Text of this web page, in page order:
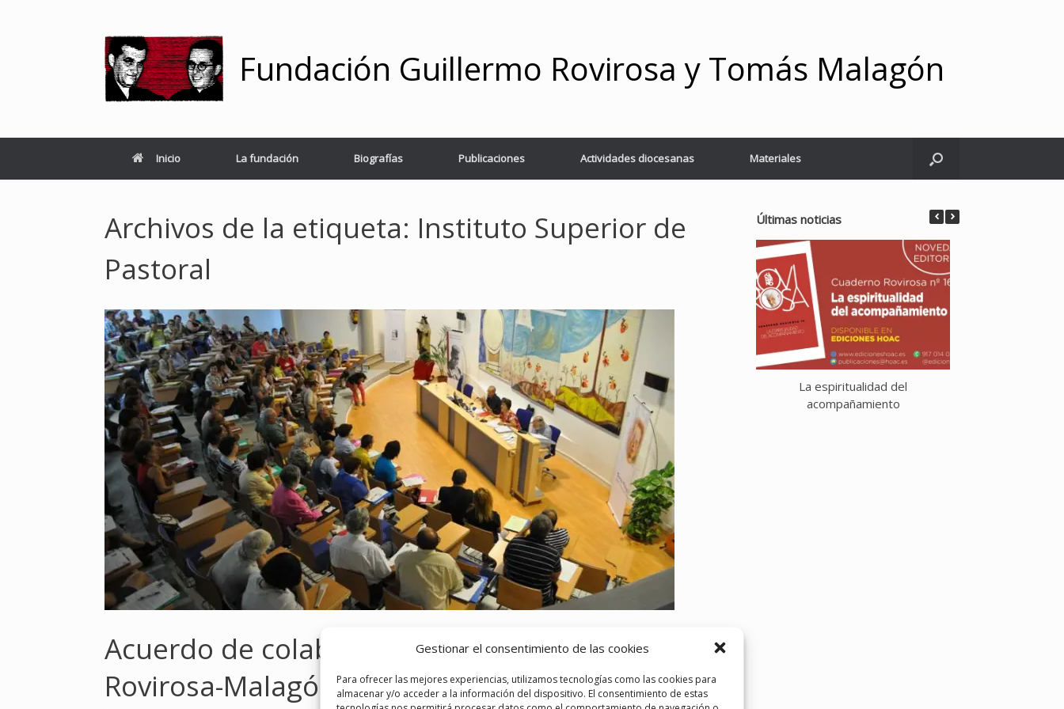
Gestionar el consentimiento de las cookies
Para ofrecer las mejores experiencias, utilizamos tecnologías como las cookies para
almacenar y/o acceder a la información del dispositivo. El consentimiento de estas
Fundación Guillermo Rovirosa y Tomás Malagón
Inicio La fundación Biografías Publicaciones Actividades diocesanas Materiales
Archivos de la etiqueta: Instituto Superior de
Pastoral
Acuerdo de colaboración entre la Fundación
Rovirosa-Malagón y el Instituto Superior de
Últimas noticias
La espiritualidad del
acompañamiento